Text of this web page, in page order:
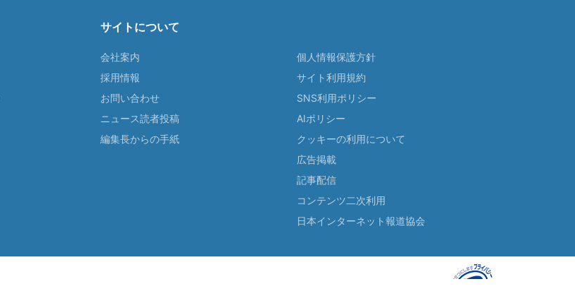
サイトについて
会社案内
採用情報
お問い合わせ
ニュース読者投稿
編集長からの手紙
個人情報保護方針
サイト利用規約
SNS利用ポリシー
AIポリシー
クッキーの利用について
広告掲載
記事配信
コンテンツ二次利用
日本インターネット報道協会